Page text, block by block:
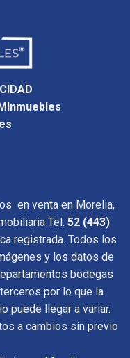
en venta en Morelia,
Tel. 52 (443)
registrada. Todos los
y los datos de
bodegas
por lo que la
puede llegar a variar.
a cambios sin previo